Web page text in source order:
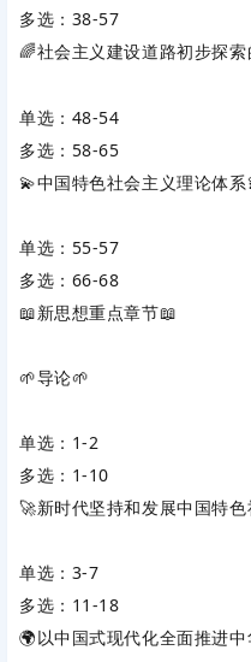
多选：38-57
🌈社会主义建设道路初步探
单选：48-54
多选：58-65
💫中国特色社会主义理论体系
单选：55-57
多选：66-68
📖新思想重点章节📖
🌱导论🌱
单选：1-2
多选：1-10
🚀新时代坚持和发展中国特
单选：3-7
多选：11-18
🌍以中国式现代化全面推进